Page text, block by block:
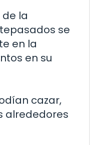
la
​​se
en la
en su
cazar,
alrededores